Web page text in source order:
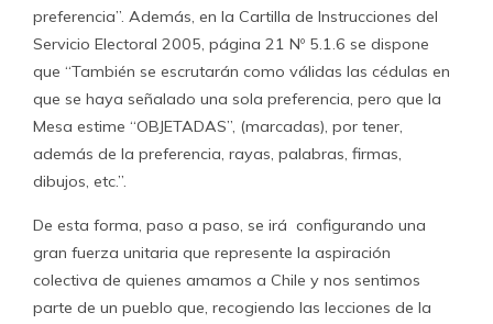
preferencia”. Además, en la Cartilla de Instrucciones del
Servicio Electoral 2005, página 21 Nº 5.1.6 se dispone
que “También se escrutarán como válidas las cédulas en
que se haya señalado una sola preferencia, pero que la
Mesa estime “OBJETADAS”, (marcadas), por tener,
además de la preferencia, rayas, palabras, firmas,
dibujos, etc.”.
De esta forma, paso a paso, se irá configurando una
gran fuerza unitaria que represente la aspiración
colectiva de quienes amamos a Chile y nos sentimos
parte de un pueblo que, recogiendo las lecciones de la